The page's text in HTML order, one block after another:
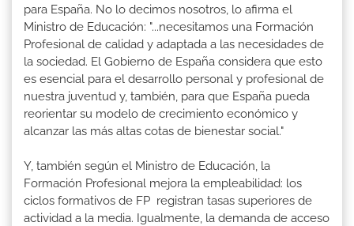
para España. No lo decimos nosotros, lo afirma el
Ministro de Educación: "...necesitamos una Formación
Profesional de calidad y adaptada a las necesidades de
la sociedad. El Gobierno de España considera que esto
es esencial para el desarrollo personal y profesional de
nuestra juventud y, también, para que España pueda
reorientar su modelo de crecimiento económico y
alcanzar las más altas cotas de bienestar social."
Y, también según el Ministro de Educación, la
Formación Profesional mejora la empleabilidad: los
ciclos formativos de FP registran tasas superiores de
actividad a la media. Igualmente, la demanda de acceso